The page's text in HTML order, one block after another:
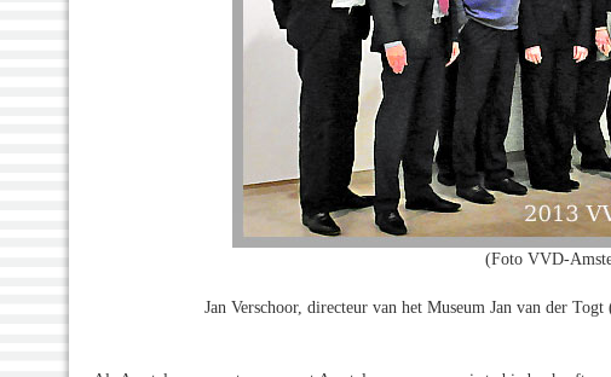
(Foto VVD-
Jan Verschoor, directeur van het Museum Jan van der